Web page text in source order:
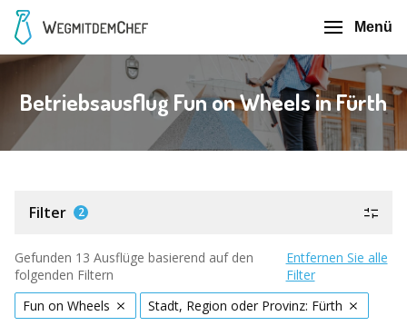
Menü
Betriebsausflug Fun on Wheels in Fürth
Filter 2
Gefunden 13 Ausflüge basierend auf den
folgenden Filtern
Entfernen Sie alle
Filter
Fun on Wheels
Stadt, Region oder Provinz: Fürth